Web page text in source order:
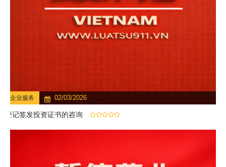
企业服务 02/03/2026
登记签发投资证书的咨询